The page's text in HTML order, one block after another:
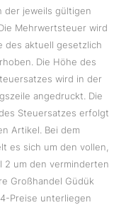
der jeweils gültigen
Mehrwertsteuer wird
des aktuell gesetzlich
Die Höhe des
wird in der
angedruckt. Die
Steuersatzes erfolgt
Artikel. Bei dem
es sich um den vollen,
2 um den verminderten
Großhandel Güdük
Preise unterliegen